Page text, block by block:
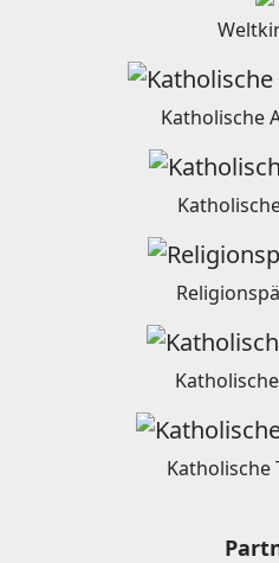
Katholische
Katholische